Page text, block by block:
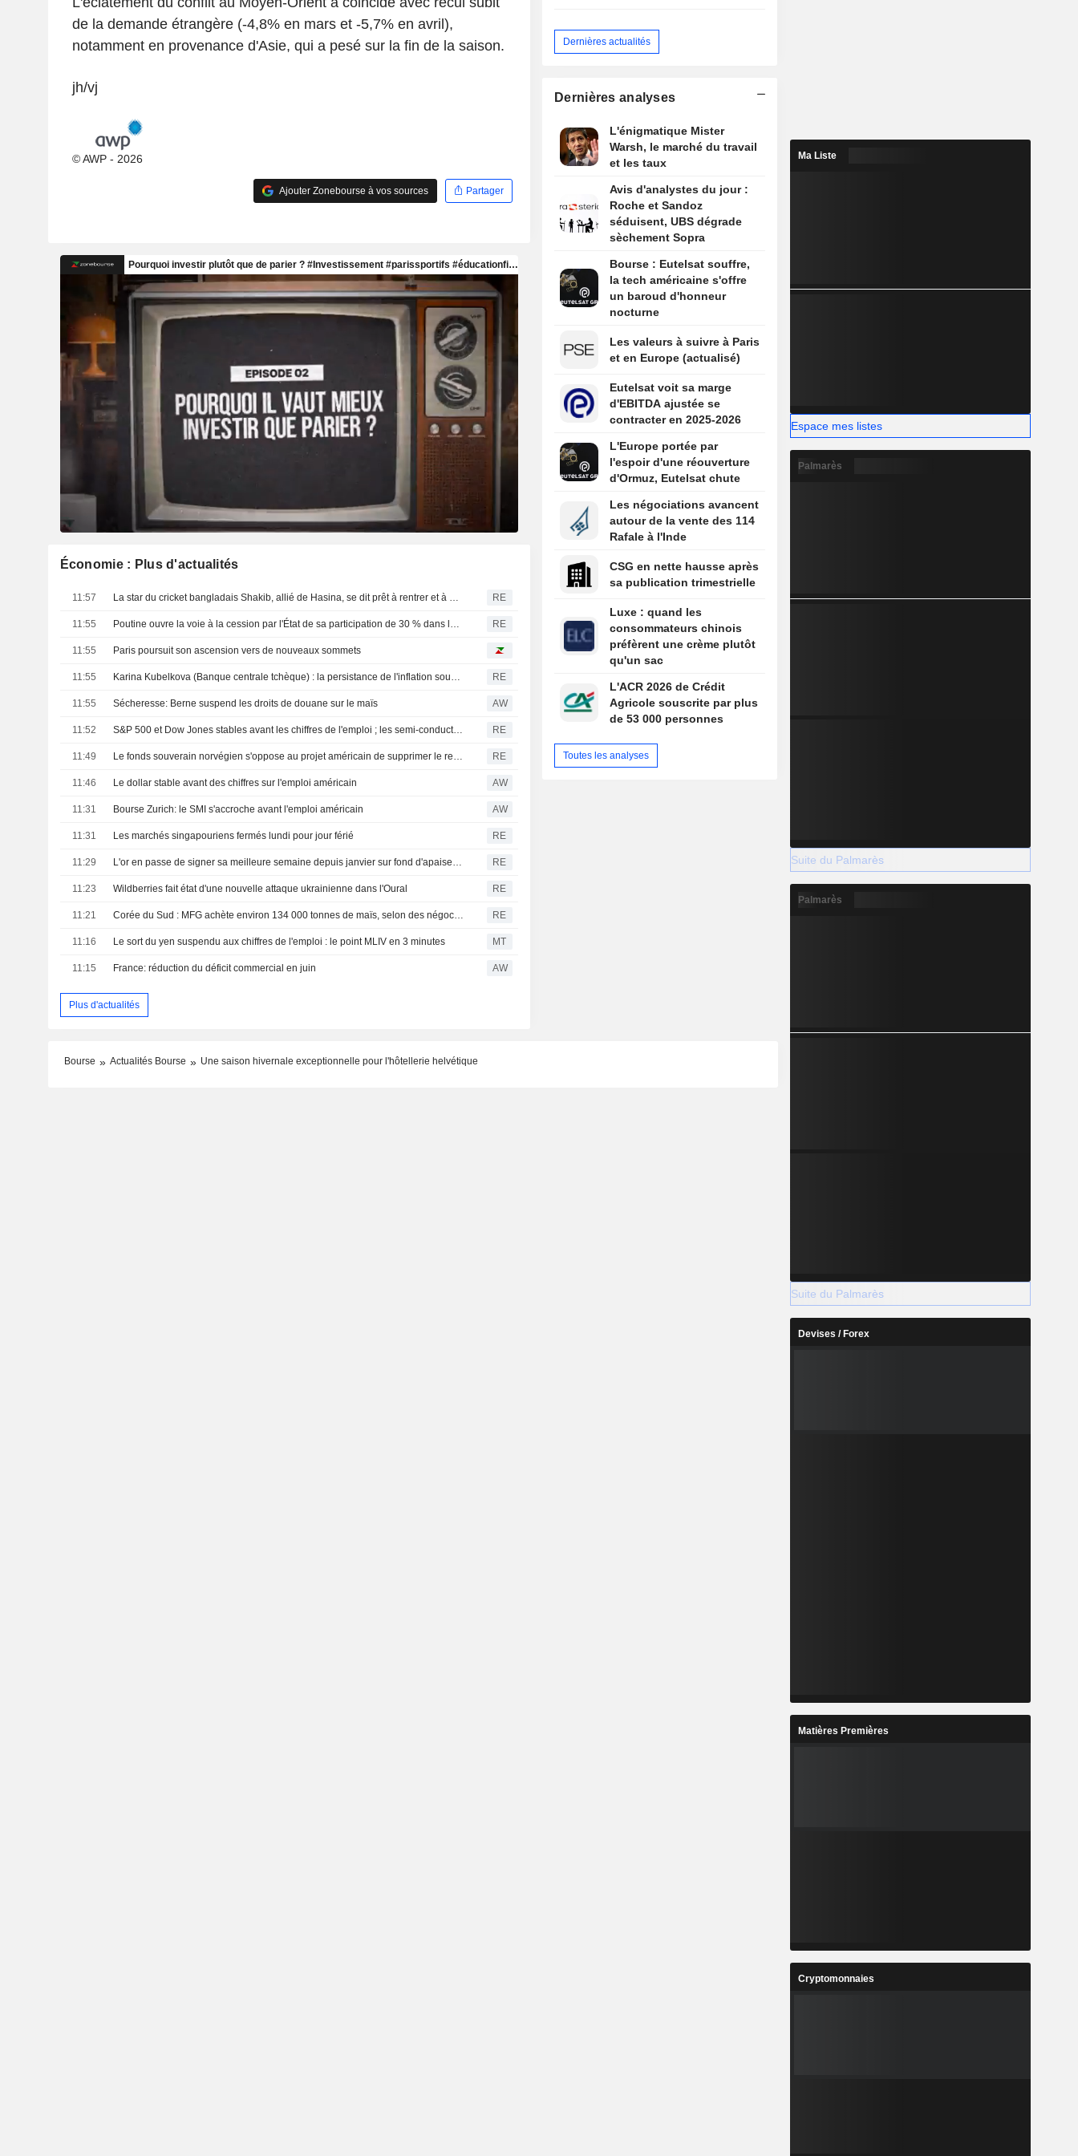
de la demande étrangère (-4,8% en mars et -5,7% en avril),
notamment en provenance d'Asie, qui a pesé sur la fin de la saison.
jh/vj
© AWP - 2026
Ajouter Zonebourse à vos sources Partager
Économie : Plus d'actualités
11:57 La star du cricket bangladais Shakib, allié de Hasina, se dit prêt à rentrer et à être jugé sous réserve de garanties de sécurité RE
11:55 Poutine ouvre la voie à la cession par l'État de sa participation de 30 % dans le plus grand aéroport de Moscou RE
11:55 Paris poursuit son ascension vers de nouveaux sommets
11:55 Karina Kubelkova (Banque centrale tchèque) : la persistance de l'inflation sous-jacente reste la préoccupation majeure RE
11:55 Sécheresse: Berne suspend les droits de douane sur le maïs AW
11:52 S&P 500 et Dow Jones stables avant les chiffres de l'emploi ; les semi-conducteurs et les logiciels progressent RE
11:49 Le fonds souverain norvégien s'oppose au projet américain de supprimer le reporting climatique des entreprises RE
11:46 Le dollar stable avant des chiffres sur l'emploi américain AW
11:31 Bourse Zurich: le SMI s'accroche avant l'emploi américain AW
11:31 Les marchés singapouriens fermés lundi pour jour férié RE
11:29 L'or en passe de signer sa meilleure semaine depuis janvier sur fond d'apaisement des craintes inflationnistes RE
11:23 Wildberries fait état d'une nouvelle attaque ukrainienne dans l'Oural RE
11:21 Corée du Sud : MFG achète environ 134 000 tonnes de maïs, selon des négociants RE
11:16 Le sort du yen suspendu aux chiffres de l'emploi : le point MLIV en 3 minutes MT
11:15 France: réduction du déficit commercial en juin AW
Plus d'actualités
Dernières actualités
Dernières analyses
L'énigmatique Mister
Warsh, le marché du travail
et les taux
Avis d'analystes du jour :
Roche et Sandoz
séduisent, UBS dégrade
sèchement Sopra
Bourse : Eutelsat souffre,
la tech américaine s'offre
un baroud d'honneur
nocturne
Les valeurs à suivre à Paris
et en Europe (actualisé)
Eutelsat voit sa marge
d'EBITDA ajustée se
contracter en 2025-2026
L'Europe portée par
l'espoir d'une réouverture
d'Ormuz, Eutelsat chute
Les négociations avancent
autour de la vente des 114
Rafale à l'Inde
CSG en nette hausse après
sa publication trimestrielle
Luxe : quand les
consommateurs chinois
préfèrent une crème plutôt
qu'un sac
L'ACR 2026 de Crédit
Agricole souscrite par plus
de 53 000 personnes
Toutes les analyses
Bourse Actualités Bourse Une saison hivernale exceptionnelle pour l'hôtellerie helvétique
Ma Liste
Espace mes listes
Palmarès
Suite du Palmarès
Palmarès
Suite du Palmarès
Devises / Forex
Matières Premières
Cryptomonnaies